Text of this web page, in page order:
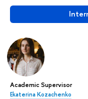
Academic Supervisor
Ekaterina Kozachenko